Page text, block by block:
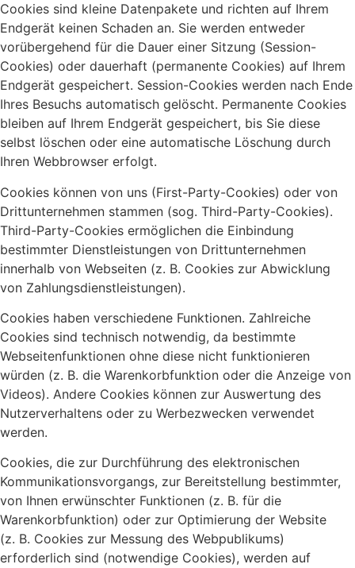
Cookies sind kleine Datenpakete und richten auf Ihrem
Endgerät keinen Schaden an. Sie werden entweder
vorübergehend für die Dauer einer Sitzung (Session-
Cookies) oder dauerhaft (permanente Cookies) auf Ihrem
Endgerät gespeichert. Session-Cookies werden nach Ende
Ihres Besuchs automatisch gelöscht. Permanente Cookies
bleiben auf Ihrem Endgerät gespeichert, bis Sie diese
selbst löschen oder eine automatische Löschung durch
Ihren Webbrowser erfolgt.
Cookies können von uns (First-Party-Cookies) oder von
Drittunternehmen stammen (sog. Third-Party-Cookies).
Third-Party-Cookies ermöglichen die Einbindung
bestimmter Dienstleistungen von Drittunternehmen
innerhalb von Webseiten (z. B. Cookies zur Abwicklung
von Zahlungsdienstleistungen).
Cookies haben verschiedene Funktionen. Zahlreiche
Cookies sind technisch notwendig, da bestimmte
Webseitenfunktionen ohne diese nicht funktionieren
würden (z. B. die Warenkorbfunktion oder die Anzeige von
Videos). Andere Cookies können zur Auswertung des
Nutzerverhaltens oder zu Werbezwecken verwendet
werden.
Cookies, die zur Durchführung des elektronischen
Kommunikationsvorgangs, zur Bereitstellung bestimmter,
von Ihnen erwünschter Funktionen (z. B. für die
Warenkorbfunktion) oder zur Optimierung der Website
(z. B. Cookies zur Messung des Webpublikums)
erforderlich sind (notwendige Cookies), werden auf